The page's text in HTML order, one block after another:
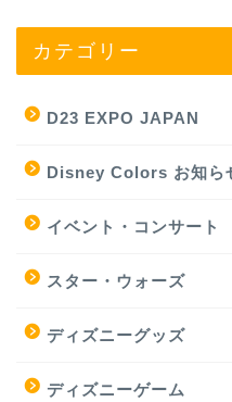
カテゴリー
D23 EXPO JAPAN
Disney Colors お知ら
イベント・コンサート
スター・ウォーズ
ディズニーグッズ
ディズニーゲーム